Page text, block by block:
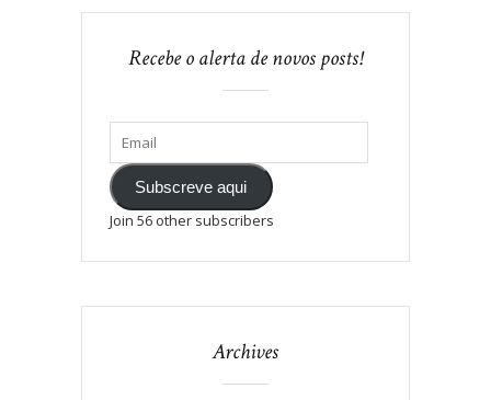
Recebe o alerta de novos posts!
Subscreve aqui
Join 56 other subscribers
Archives